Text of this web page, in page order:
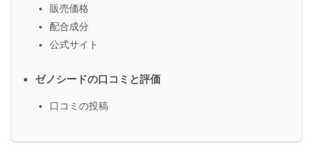
販売価格
配合成分
公式サイト
ゼノシードの口コミと評価
口コミの投稿